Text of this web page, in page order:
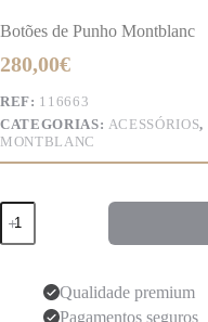
Botões de Punho Montblanc
280,00€
REF: 116663
CATEGORIAS: ACESSÓRIOS,
MONTBLANC
Quantidade
de
Botões
MontblancQualidade premium
Pagamentos seguros